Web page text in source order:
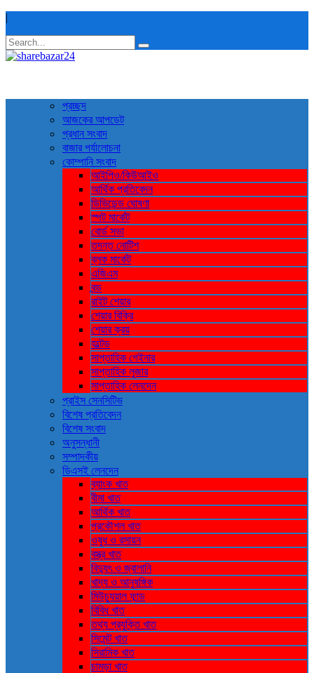
|
প্রচ্ছদ
আজকের আপডেট
প্রধান সংবাদ
বাজার পর্যালোচনা
কোম্পানি সংবাদ
আইপিও/কিউআইও
আর্থিক প্রতিবেদন
ডিভিডেন্ড ঘোষণা
স্পট মার্কেট
বোর্ড সভা
তদন্ত নোটিশ
ব্লক মার্কেট
এজিএম
বন্ড
রাইট শেয়ার
শেয়ার বিক্রি
শেয়ার ক্রয়
হল্টেড
সাপ্তাহিক গেইনার
সাপ্তাহিক লুজার
সাপ্তাহিক লেনদেন
প্রাইস সেনসিটিভ
বিশেষ প্রতিবেদন
বিশেষ সংবাদ
অনুসন্ধানী
সম্পাদকীয়
ডিএসই লেনদেন
ব্যাংক খাত
বীমা খাত
আর্থিক খাত
প্রকৌশল খাত
ওষুধ ও রসায়ন
বস্ত্র খাত
বিদ্যুৎ ও জ্বালানি
খাদ্য ও আনুষঙ্গিক
মিউচ্যুয়াল ফান্ড
বিবিধ খাত
তথ্য প্রযুক্তি খাত
সিমেন্ট খাত
সিরামিক খাত
চামড়া খাত